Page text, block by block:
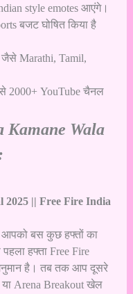
style emotes आएंगे।
बजट घोषित किया है
जैसे Marathi, Tamil,
2000+ YouTube चैनल
Kamane Wala
2025 || Free Fire India
आपको बस कुछ हफ्तों का
हफ्ता Free Fire
है। तब तक आप दूसरे
Arena Breakout खेल